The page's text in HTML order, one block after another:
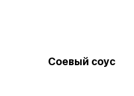
Соевый соус